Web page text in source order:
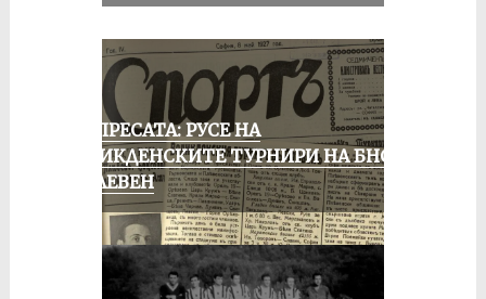
ОТ ПРЕСАТА: РУСЕ НА
ВЕЛИКДЕНСКИТЕ ТУРНИРИ НА БНСФ
В ПЛЕВЕН